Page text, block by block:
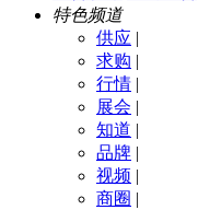
特色频道
供应 |
求购 |
行情 |
展会 |
知道 |
品牌 |
视频 |
商圈 |